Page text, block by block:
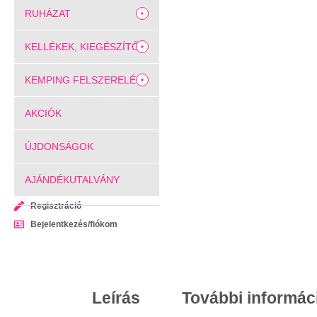
RUHÁZAT
KELLÉKEK, KIEGÉSZÍTŐK
KEMPING FELSZERELÉS
AKCIÓK
ÚJDONSÁGOK
AJÁNDÉKUTALVÁNY
Regisztráció
Bejelentkezés/fiókom
Leírás További